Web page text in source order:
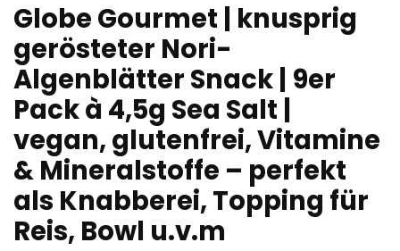
Globe Gourmet | knusprig
gerösteter Nori-
Algenblätter Snack | 9er
Pack à 4,5g Sea Salt |
vegan, glutenfrei, Vitamine
& Mineralstoffe – perfekt
als Knabberei, Topping für
Reis, Bowl u.v.m